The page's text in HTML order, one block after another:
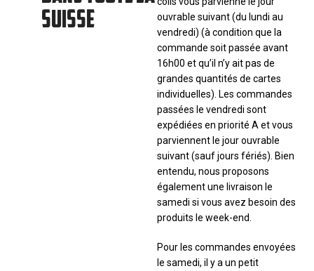
SUISSE
ouvrable suivant (du lundi au
vendredi) (à condition que la
commande soit passée avant
16h00 et qu’il n’y ait pas de
grandes quantités de cartes
individuelles). Les commandes
passées le vendredi sont
expédiées en priorité A et vous
parviennent le jour ouvrable
suivant (sauf jours fériés). Bien
entendu, nous proposons
également une livraison le
samedi si vous avez besoin des
produits le week-end.
Pour les commandes envoyées
le samedi, il y a un petit